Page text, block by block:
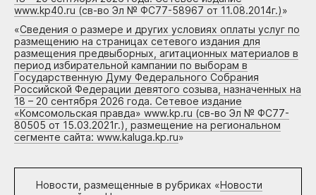
www.kp40.ru (св-во Эл № ФС77-58967 от 11.08.2014г.)»
«Сведения о размере и других условиях оплаты услуг по
размещению на страницах сетевого издания для
размещения предвыборных, агитационных материалов в
период избирательной кампании по выборам в
Государственную Думу Федерального Собрания
Российской Федерации девятого созыва, назначенных на
18 – 20 сентября 2026 года. Сетевое издание
«Комсомольская правда» www.kp.ru (св-во Эл № ФС77-
80505 от 15.03.2021г.), размещение на региональном
сегменте сайта: www.kaluga.kp.ru»
Новости, размещенные в рубриках «Новости